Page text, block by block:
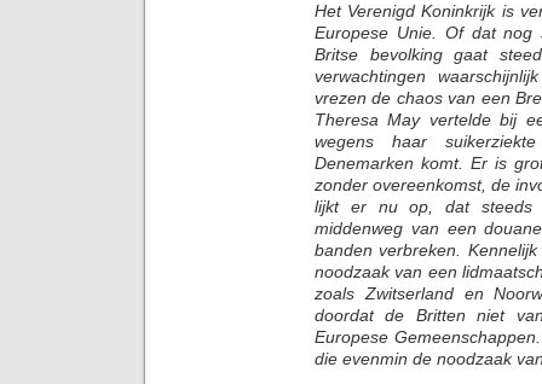
Het Verenigd Koninkrijk is
Europese Unie. Of dat
Britse bevolking gaat
verwachtingen
vrezen de chaos van een
Theresa May vertelde bij
wegens haar
Denemarken komt. Er is
zonder overeenkomst, de
lijkt er nu op, dat steeds
middenweg van een
banden verbreken.
noodzaak van een
zoals Zwitserland en
doordat de Britten niet
Europese
die evenmin de noodzaak